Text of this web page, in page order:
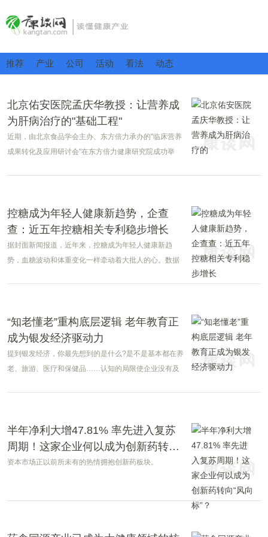
推荐 产业 公司 活动 看法 动态
北京佑安医院孟庆华教授：让营养成
为肝病治疗的"基础工程"
近期，由北京食品学会主办、东方倍力承办的"临床营养
成果转化及应用研讨会"在东方倍力健康研究院成功举
控糖成为年轻人健康新趋势，企查
查：近五年控糖相关专利稳步增长
据封面新闻报道，近年来，控糖成为年轻人健康新趋
势，血糖波动和体重变化一样牵动着大批人的心。数据
“知老懂老”重构底层逻辑 老年教育正
成为银发经济驱动力
提到银发经济，你最先想到的是什么?是不是基本都在养
老、旅游、医疗和保健品……认知的局限使企业没有及
和医疗服务，更是适老化科技、教育培训、健康穿戴设
备、智能家居和景区酒店等创新转型和产业升级的新机
遇。
半年净利大增47.81% 率先进入复苏
周期！这家企业何以成为创新药转
向“风向标”？
资本市场正以前所未有的热情拥抱创新药板块。